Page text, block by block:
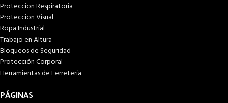
Proteccion Respiratoria
Proteccion Visual
Ropa Industrial
Trabajo en Altura
Bloqueos de Seguridad
Protección Corporal
Herramientas de Ferreteria
PÁGINAS